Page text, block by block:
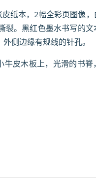
皮纸本，2幅全彩页图像，
裂。黑红色墨水书写的
侧边缘有规线的针孔。
牛皮木板上，光滑的书脊